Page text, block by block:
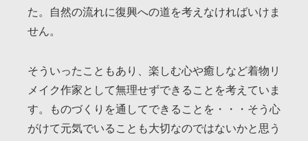
た。自然の流れに復興への道を考えなければいけま
せん。
そういったこともあり、楽しむ心や癒しなど着物リ
メイク作家として無理せずできることを考えていま
す。ものづくりを通してできることを・・・そう心
がけて元気でいることも大切なのではないかと思う